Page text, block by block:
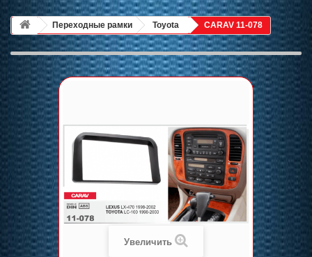
Переходные рамки Toyota CARAV 11-078
Увеличить